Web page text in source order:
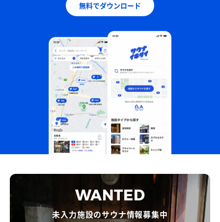
無料でダウンロード
WANTED
未入力施設のサウナ情報募集中